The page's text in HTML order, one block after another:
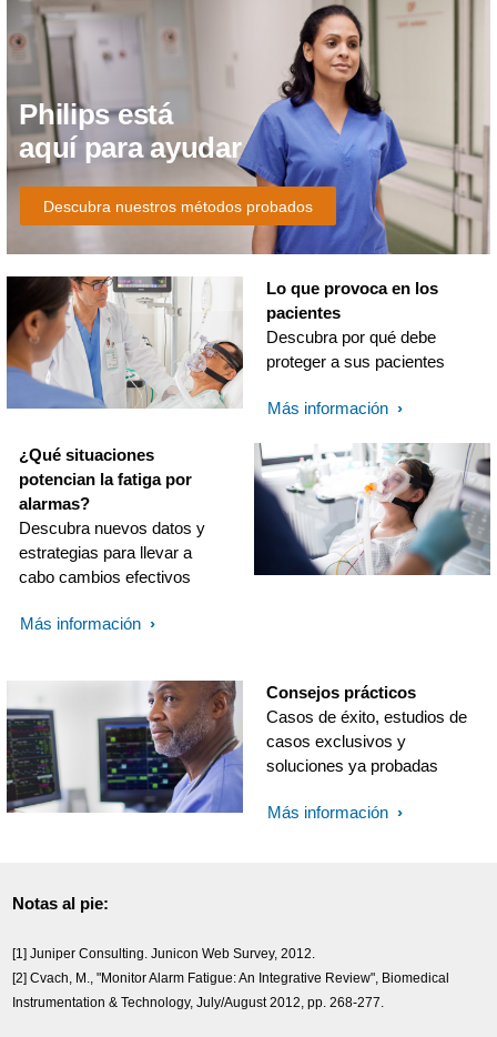
Philips está
aquí para ayudar
Descubra nuestros métodos probados
Lo que provoca en los
pacientes
Descubra por qué debe
proteger a sus pacientes
Más información
¿Qué situaciones
potencian la fatiga por
alarmas?
Descubra nuevos datos y
estrategias para llevar a
cabo cambios efectivos
Más información
Consejos prácticos
Casos de éxito, estudios de
casos exclusivos y
soluciones ya probadas
Más información
Notas al pie:
[1] Juniper Consulting. Junicon Web Survey, 2012.
[2] Cvach, M., "Monitor Alarm Fatigue: An Integrative Review", Biomedical
Instrumentation & Technology, July/August 2012, pp. 268-277.